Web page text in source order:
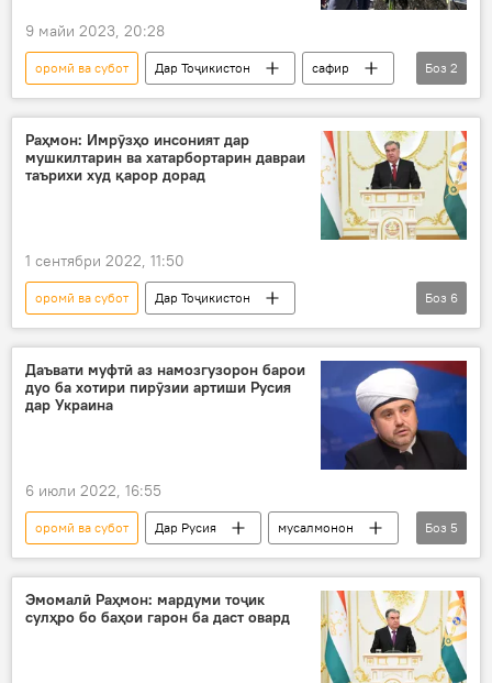
9 майи 2023, 20:28
оромӣ ва субот Дар Тоҷикистон
сафир
Берлин
ҶБВ
Боз 2
Раҳмон: Имрӯзҳо инсоният дар
мушкилтарин ва хатарбортарин давраи
таърихи худ қарор дорад
1 сентябри 2022, 11:50
оромӣ ва субот
Дар Тоҷикистон
Эмомалӣ Раҳмон
суханронӣ
Истиқлол
озодӣ
Раисҷумҳур
Рӯзи дониш
Боз 6
Даъвати муфтӣ аз намозгузорон барои
дуо ба хотири пирӯзии артиши Русия
дар Украина
6 июли 2022, 16:55
оромӣ ва субот Дар Русия
мусалмонон
Иди Қурбон
дуо
Шӯрои муфтиёни Русия
муфтӣ
Украина
Боз 5
Эмомалӣ Раҳмон: мардуми тоҷик
сулҳро бо баҳои гарон ба даст овард